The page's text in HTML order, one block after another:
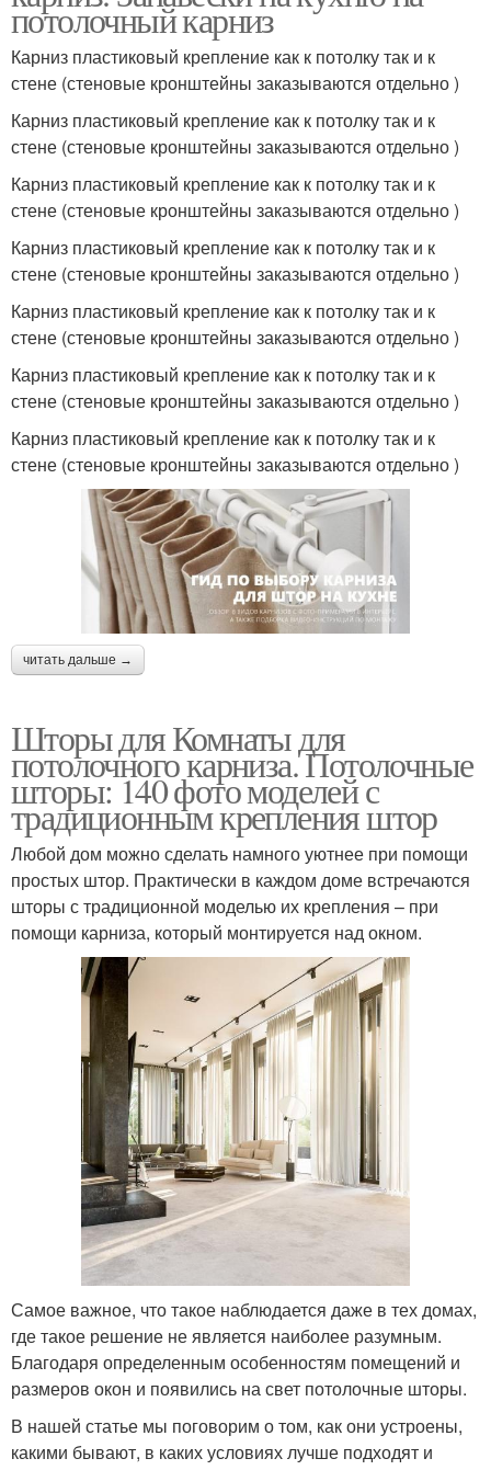
потолочный карниз
Карниз пластиковый крепление как к потолку так и к
стене (стеновые кронштейны заказываются отдельно )
Карниз пластиковый крепление как к потолку так и к
стене (стеновые кронштейны заказываются отдельно )
Карниз пластиковый крепление как к потолку так и к
стене (стеновые кронштейны заказываются отдельно )
Карниз пластиковый крепление как к потолку так и к
стене (стеновые кронштейны заказываются отдельно )
Карниз пластиковый крепление как к потолку так и к
стене (стеновые кронштейны заказываются отдельно )
Карниз пластиковый крепление как к потолку так и к
стене (стеновые кронштейны заказываются отдельно )
Карниз пластиковый крепление как к потолку так и к
стене (стеновые кронштейны заказываются отдельно )
читать дальше →
Шторы для Комнаты для
потолочного карниза. Потолочные
шторы: 140 фото моделей с
традиционным крепления штор
Любой дом можно сделать намного уютнее при помощи
простых штор. Практически в каждом доме встречаются
шторы с традиционной моделью их крепления – при
помощи карниза, который монтируется над окном.
Самое важное, что такое наблюдается даже в тех домах,
где такое решение не является наиболее разумным.
Благодаря определенным особенностям помещений и
размеров окон и появились на свет потолочные шторы.
В нашей статье мы поговорим о том, как они устроены,
какими бывают, в каких условиях лучше подходят и